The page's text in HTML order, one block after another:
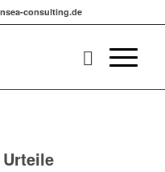
consulting.de
Urteile